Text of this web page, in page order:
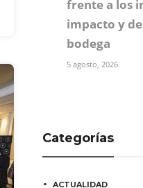
frente a los
impacto y
bodega
5 agosto, 2026
Categorías
ACTUALIDAD